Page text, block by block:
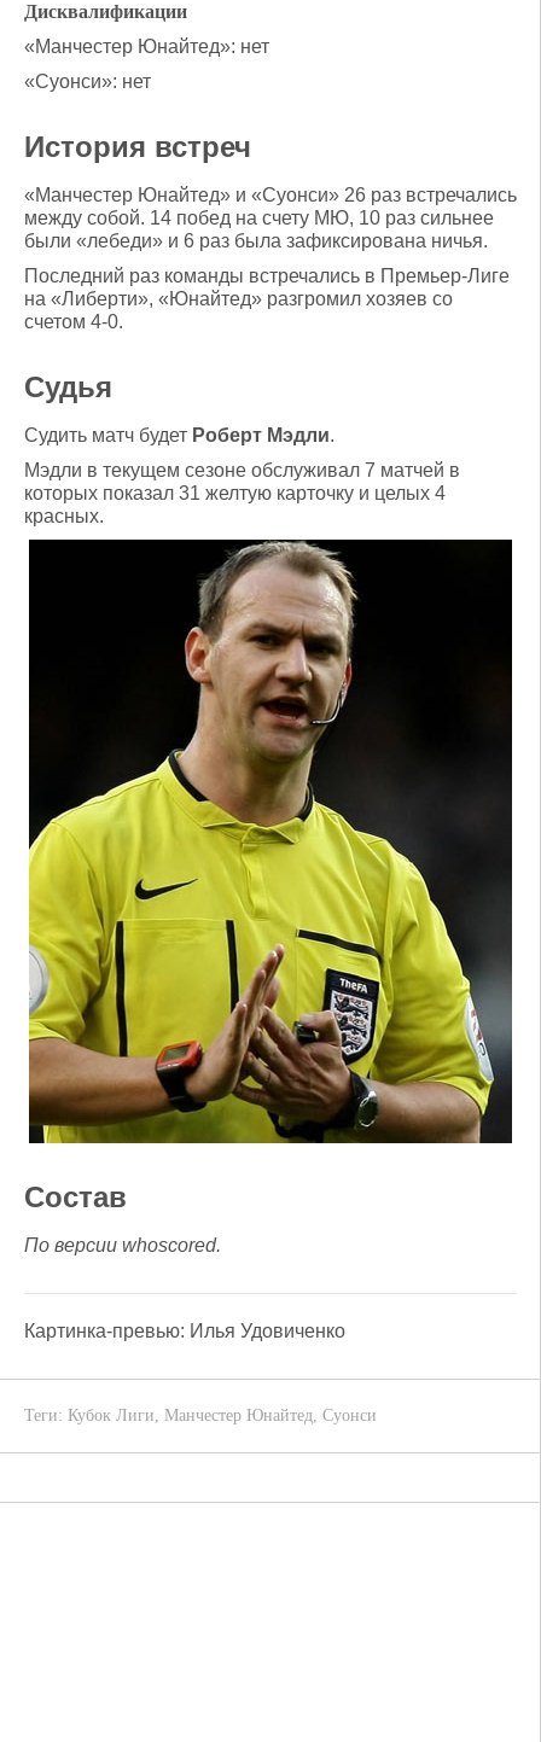
Дисквалификации
«Манчестер Юнайтед»: нет
«Суонси»: нет
История встреч
«Манчестер Юнайтед» и «Суонси» 26 раз встречались
между собой. 14 побед на счету МЮ, 10 раз сильнее
были «лебеди» и 6 раз была зафиксирована ничья.
Последний раз команды встречались в Премьер-Лиге
на «Либерти», «Юнайтед» разгромил хозяев со
счетом 4-0.
Судья
Судить матч будет Роберт Мэдли.
Мэдли в текущем сезоне обслуживал 7 матчей в
которых показал 31 желтую карточку и целых 4
красных.
Состав
По версии whoscored.
Картинка-превью: Илья Удовиченко
Теги: Кубок Лиги, Манчестер Юнайтед, Суонси